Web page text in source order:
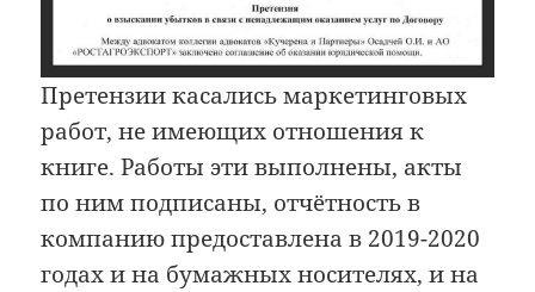
Претензии касались маркетинговых
работ, не имеющих отношения к
книге. Работы эти выполнены, акты
по ним подписаны, отчётность в
компанию предоставлена в 2019-2020
годах и на бумажных носителях, и на